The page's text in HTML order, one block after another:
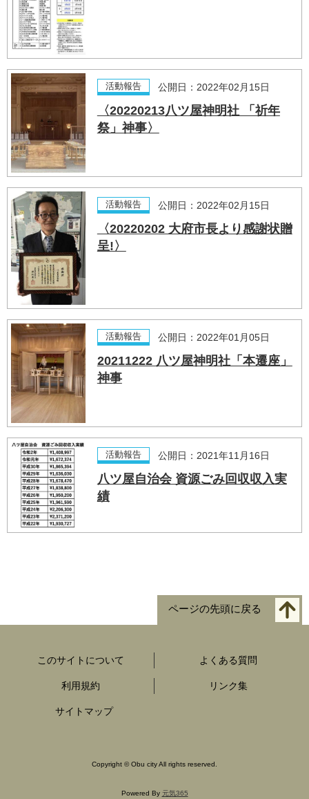
活動報告 公開日：2022年02月15日
〈20220213八ツ屋神明社 「祈年
祭」神事〉
活動報告 公開日：2022年02月15日
〈20220202 大府市長より感謝状贈
呈!〉
活動報告 公開日：2022年01月05日
20211222 八ツ屋神明社「本遷座」
神事
活動報告 公開日：2021年11月16日
八ツ屋自治会 資源ごみ回収収入実
績
ページの先頭に戻る
このサイトについて よくある質問
利用規約 リンク集
サイトマップ
Copyright ©Obu city All rights reserved.
Powered By 元気365